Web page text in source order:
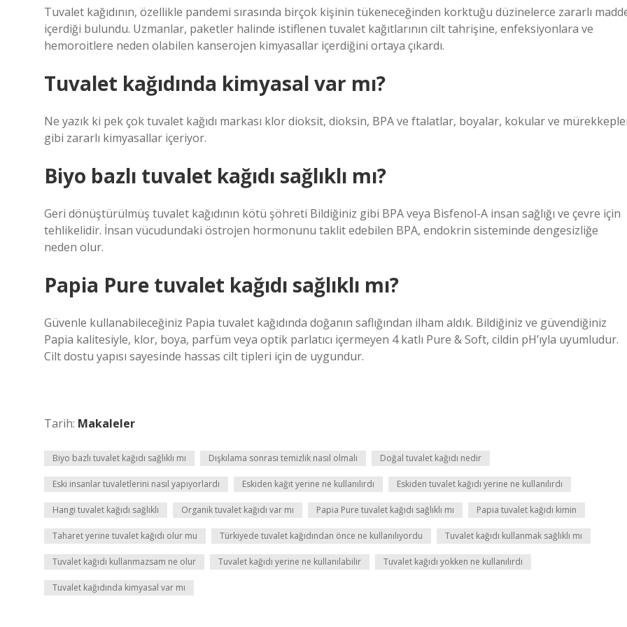
Tuvalet kağıdının, özellikle pandemi sırasında birçok kişinin tükeneceğinden korktuğu düzinelerce zararlı
içerdiği bulundu. Uzmanlar, paketler halinde istiflenen tuvalet kağıtlarının cilt tahrişine, enfeksiyonlara ve
hemoroitlere neden olabilen kanserojen kimyasallar içerdiğini ortaya çıkardı.
Tuvalet kağıdında kimyasal var mı?
Ne yazık ki pek çok tuvalet kağıdı markası klor dioksit, dioksin, BPA ve ftalatlar, boyalar, kokular ve
gibi zararlı kimyasallar içeriyor.
Biyo bazlı tuvalet kağıdı sağlıklı mı?
Geri dönüştürülmüş tuvalet kağıdının kötü şöhreti Bildiğiniz gibi BPA veya Bisfenol-A insan sağlığı ve çevre için
tehlikelidir. İnsan vücudundaki östrojen hormonunu taklit edebilen BPA, endokrin sisteminde dengesizliğe
neden olur.
Papia Pure tuvalet kağıdı sağlıklı mı?
Güvenle kullanabileceğiniz Papia tuvalet kağıdında doğanın saflığından ilham aldık. Bildiğiniz ve güvendiğiniz
Papia kalitesiyle, klor, boya, parfüm veya optik parlatıcı içermeyen 4 katlı Pure & Soft, cildin pH’ıyla uyumludur.
Cilt dostu yapısı sayesinde hassas cilt tipleri için de uygundur.
Tarih: Makaleler
Biyo bazlı tuvalet kağıdı sağlıklı mı Dışkılama sonrası temizlik nasıl olmalı Doğal tuvalet kağıdı nedir
Eski insanlar tuvaletlerini nasıl yapıyorlardı Eskiden kağıt yerine ne kullanılırdı Eskiden tuvalet kağıdı yerine ne kullanılırdı
Hangi tuvalet kağıdı sağlıklı Organik tuvalet kağıdı var mı Papia Pure tuvalet kağıdı sağlıklı mı Papia tuvalet kağıdı kimin
Taharet yerine tuvalet kağıdı olur mu Türkiyede tuvalet kağıdından önce ne kullanılıyordu Tuvalet kağıdı kullanmak sağlıklı mı
Tuvalet kağıdı kullanmazsam ne olur Tuvalet kağıdı yerine ne kullanılabilir Tuvalet kağıdı yokken ne kullanılırdı
Tuvalet kağıdında kimyasal var mı